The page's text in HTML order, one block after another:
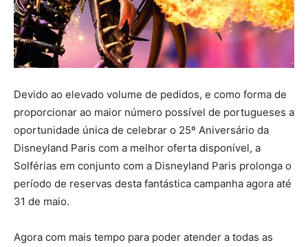
Devido ao elevado volume de pedidos, e como forma de
proporcionar ao maior número possível de portugueses a
oportunidade única de celebrar o 25º Aniversário da
Disneyland Paris com a melhor oferta disponível, a
Solférias em conjunto com a Disneyland Paris prolonga o
período de reservas desta fantástica campanha agora até
31 de maio.
Agora com mais tempo para poder atender a todas as